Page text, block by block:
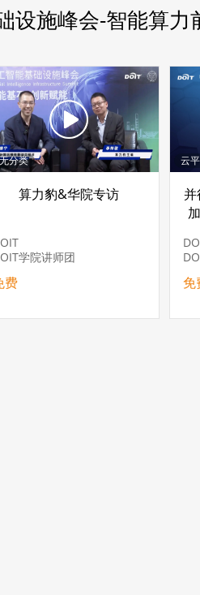
设施峰会-智能算力
分类
算力豹&华院专访
学院讲师团
费
云
并
免